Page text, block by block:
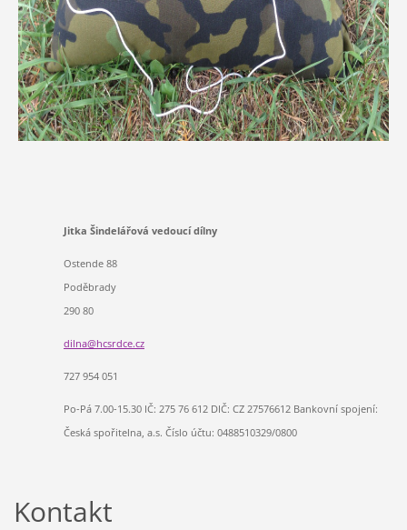
Jitka Šindelářová vedoucí dílny
Ostende 88
Poděbrady
290 80
dilna@hcsrdce.cz
727 954 051
Po-Pá 7.00-15.30 IČ: 275 76 612 DIČ: CZ 27576612 Bankovní spojení:
Česká spořitelna, a.s. Číslo účtu: 0488510329/0800
Kontakt